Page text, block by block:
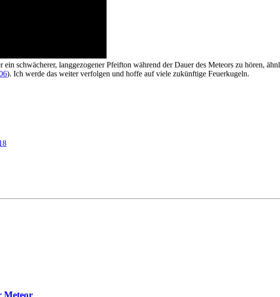
schwächerer, langgezogener Pfeifton während der Dauer des Meteors zu hören,
). Ich werde das weiter verfolgen und hoffe auf viele zukünftige Feuerkugeln.